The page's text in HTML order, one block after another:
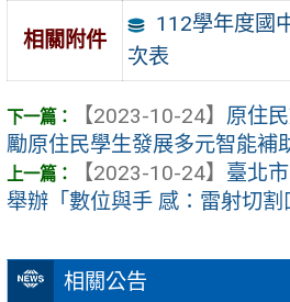
相關公告
相關附件
112學年度國
次表
【2023-10-24】 原住
勵原住民學生發展多元智能補
【2023-10-24】 臺北
舉辦「數位與手 感：雷射切割